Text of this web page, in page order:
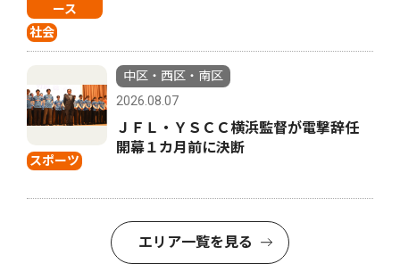
ース
社会
スポーツ
中区・西区・南区
2026.08.07
ＪＦＬ・ＹＳＣＣ横浜監督が電撃辞任
開幕１カ月前に決断
エリア一覧を見る